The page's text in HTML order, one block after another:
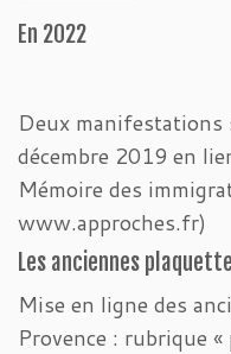
En 2022
Deux
décembre 2019 en
Mémoire des
www.approches.fr)
Les anciennes
Mise en ligne des
Provence : rubrique